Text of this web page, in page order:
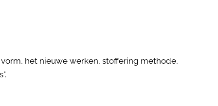
het nieuwe werken, stoffering methode,